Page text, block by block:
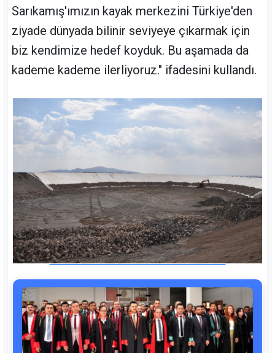
Sarıkamış'ımızın kayak merkezini Türkiye'den
ziyade dünyada bilinir seviyeye çıkarmak için
biz kendimize hedef koyduk. Bu aşamada da
kademe kademe ilerliyoruz." ifadesini kullandı.